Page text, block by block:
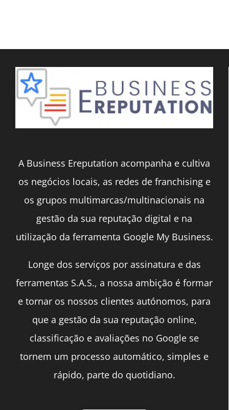
A Business Ereputation acompanha e cultiva
os negócios locais, as redes de franchising e
os grupos multimarcas/multinacionais na
gestão da sua reputação digital e na
utilização da ferramenta Google My Business.
Longe dos serviços por assinatura e das
ferramentas S.A.S., a nossa ambição é formar
e tornar os nossos clientes autónomos, para
que a gestão da sua reputação online,
classificação e avaliações no Google se
tornem um processo automático, simples e
rápido, parte do quotidiano.